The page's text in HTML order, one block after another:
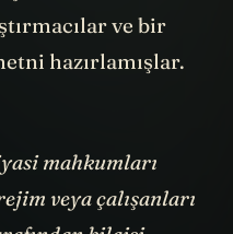
ve bir
hazırlamışlar.
mahkumları
veya çalışanları